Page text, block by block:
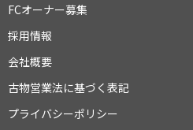
FCオーナー募集
採用情報
会社概要
古物営業法に基づく表記
プライバシーポリシー